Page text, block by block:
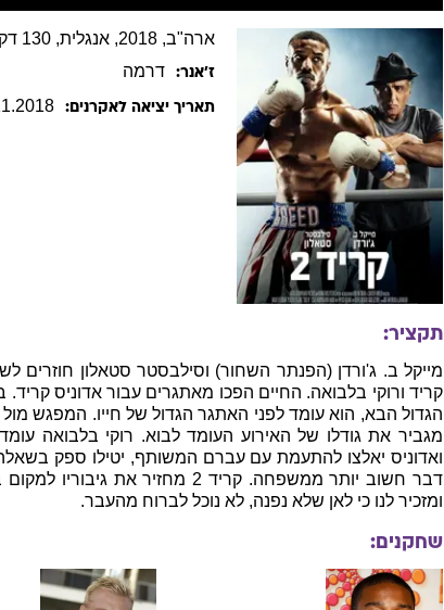
ארה"ב, 2018, אנגלית, 130 דקות
ז׳אנר: דרמה
תאריך יציאה לאקרנים: .2018
תקציר:
מייקל ב. ג'ורדן (הפנתר השחור) וסילבסטר סטאלון חוזרים
קריד ורוקי בלבואה. החיים הפכו מאתגרים עבור אדוניס קריד.
הגדול הבא, הוא עומד לפני האתגר הגדול של חייו. המפגש
מגביר את גודלו של האירוע העומד לבוא. רוקי בלבואה
ואדוניס יאלצו להתעמת עם עברם המשותף, יטילו ספק בשאלה
דבר חשוב יותר ממשפחה. קריד 2
ומזכיר לנו כי לאן שלא נפנה, לא נוכל לברוח מהעבר.
שחקנים: